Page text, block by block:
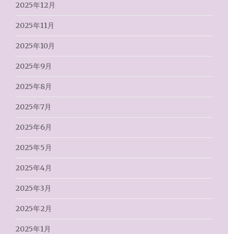
2025年12月
2025年11月
2025年10月
2025年9月
2025年8月
2025年7月
2025年6月
2025年5月
2025年4月
2025年3月
2025年2月
2025年1月